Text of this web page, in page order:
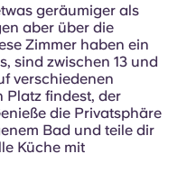
geräumiger als
aber über die
Zimmer haben ein
sind zwischen 13 und
verschiedenen
Platz findest, der
die Privatsphäre
Bad und teile dir
Küche mit